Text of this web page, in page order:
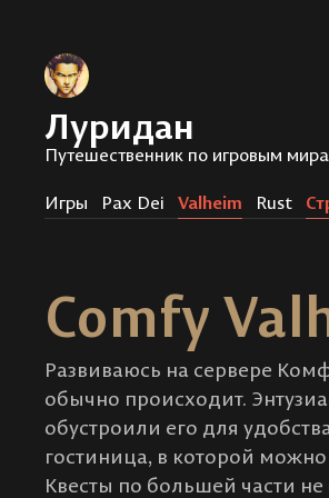
Луридан
Путешественник по игровым
Игры Pax Dei Valheim Rust
Comfy
Развиваюсь на сервере
обычно происходит.
обустроили его для
гостиница, в которой
Квесты по большей части